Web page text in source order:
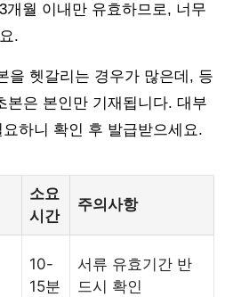
개월 이내만 유효하므로, 너무
.
을 헷갈리는 경우가 많은데, 등
본은 본인만 기재됩니다. 대부
하니 확인 후 발급받으세요.
소요
시간
주의사항
10-
15분
서류 유효기간 반
드시 확인